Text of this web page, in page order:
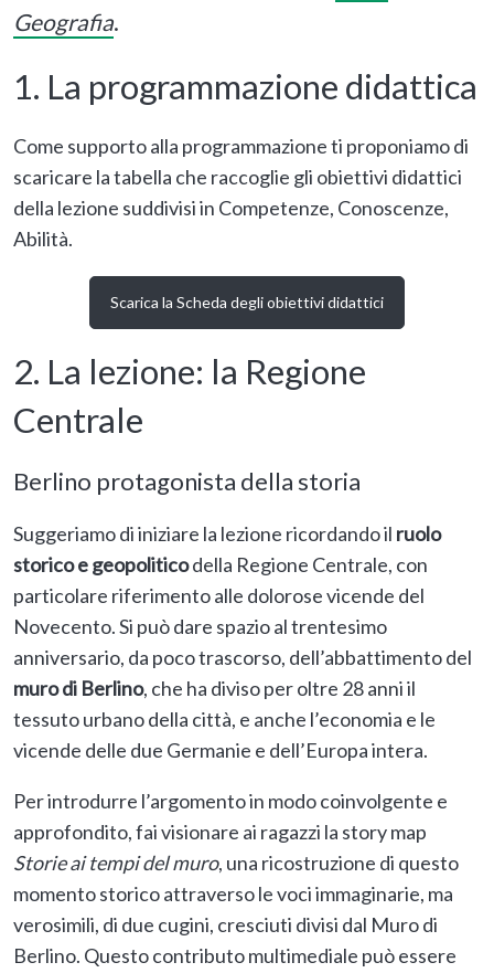
Geografia.
1. La programmazione didattica
Come supporto alla programmazione ti proponiamo di
scaricare la tabella che raccoglie gli obiettivi didattici
della lezione suddivisi in Competenze, Conoscenze,
Abilità.
Scarica la Scheda degli obiettivi didattici
2. La lezione: la Regione
Centrale
Berlino protagonista della storia
Suggeriamo di iniziare la lezione ricordando il ruolo
storico e geopoliticodella Regione Centrale, con
particolare riferimento alle dolorose vicende del
Novecento. Si può dare spazio al trentesimo
anniversario, da poco trascorso, dell’abbattimento del
muro di Berlino, che ha diviso per oltre 28 anni il
tessuto urbano della città, e anche l’economia e le
vicende delle due Germanie e dell’Europa intera.
Per introdurre l’argomento in modo coinvolgente e
approfondito, fai visionare ai ragazzi la story map
Storie ai tempi del muro, una ricostruzione di questo
momento storico attraverso le voci immaginarie, ma
verosimili, di due cugini, cresciuti divisi dal Muro di
Berlino. Questo contributo multimediale può essere